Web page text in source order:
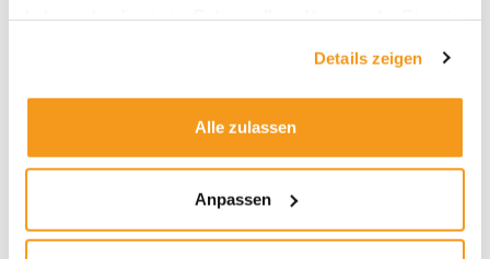
Details zeigen
Alle zulassen
Anpassen